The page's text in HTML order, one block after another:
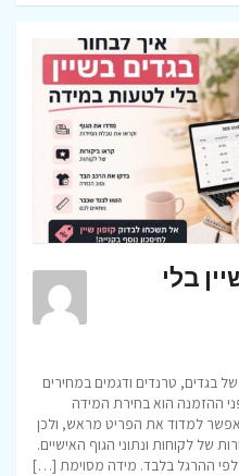
בלי
בגדים, טרנדים ודגמים במחירים
ההזמנה הוא בחירת המידה
אפשר למדוד את הפריט מראש, ולכן
של לקוחות ונתוני הגוף האישיים.
לפי ההרגל בלבד. מידה מסוימת […]